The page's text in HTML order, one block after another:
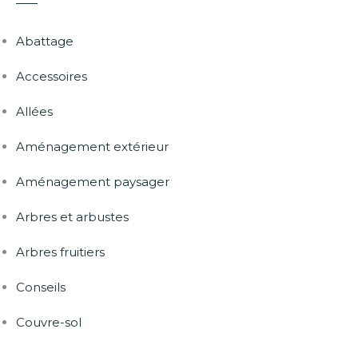
Abattage
Accessoires
Allées
Aménagement extérieur
Aménagement paysager
Arbres et arbustes
Arbres fruitiers
Conseils
Couvre-sol